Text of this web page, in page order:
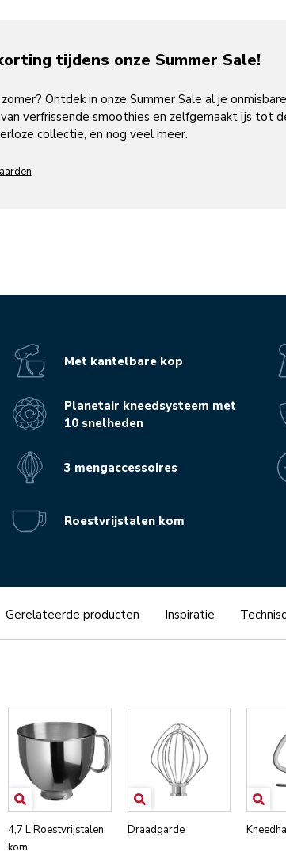
tijdens onze Summer Sale!
Ontdek in onze Summer Sale al je
verfrissende smoothies en zelfgemaakt ijs tot
collectie, en nog veel meer.
Met kantelbare kop
Planetair kneedsysteem met
10 snelheden
3 mengaccessoires
Roestvrijstalen kom
Gerelateerde producten Inspiratie
4,7 L Roestvrijstalen
kom
Draadgarde